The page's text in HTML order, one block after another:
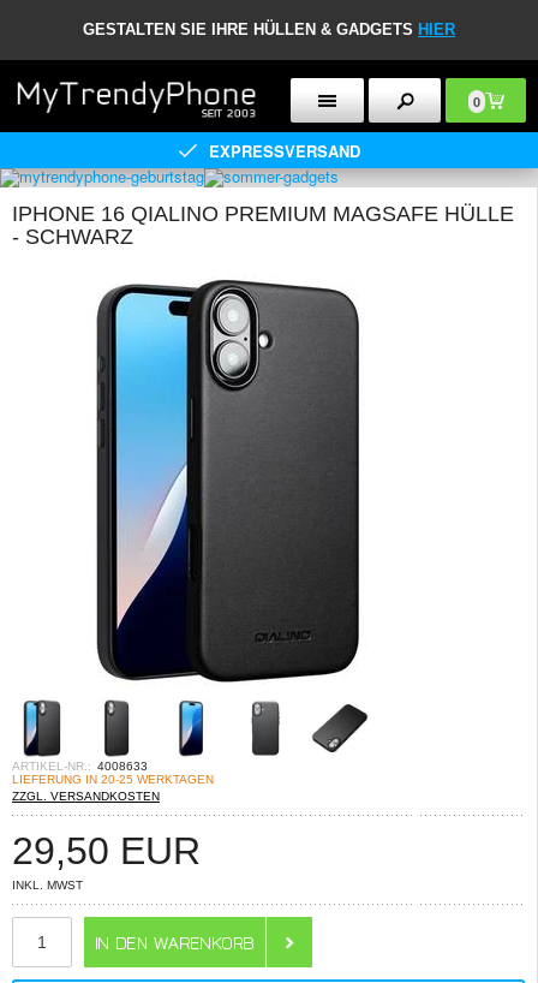
GESTALTEN SIE IHRE HÜLLEN & GADGETS HIER
0
EXPRESSVERSAND
IPHONE 16 QIALINO PREMIUM MAGSAFE HÜLLE
- SCHWARZ
ARTIKEL-NR.: 4008633
LIEFERUNG IN 20-25 WERKTAGEN
ZZGL. VERSANDKOSTEN
29,50 EUR
INKL. MWST